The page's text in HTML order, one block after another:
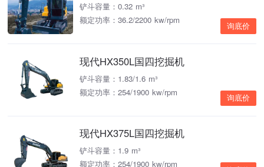
铲斗容量：0.32 m³
额定功率：36.2/2200 kw/rpm
询底价
现代HX350L国四挖掘机
铲斗容量：1.83/1.6 m³
额定功率：254/1900 kw/rpm
询底价
现代HX375L国四挖掘机
铲斗容量：1.9 m³
额定功率：254/1900 kw/rpm